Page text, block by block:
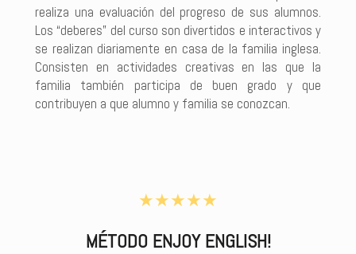
realiza una evaluación del progreso de sus alumnos.
Los “deberes” del curso son divertidos e interactivos y
se realizan diariamente en casa de la familia inglesa.
Consisten en actividades creativas en las que la
familia también participa de buen grado y que
contribuyen a que alumno y familia se conozcan.
★★★★★
MÉTODO ENJOY ENGLISH!